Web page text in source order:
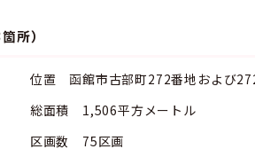
所）
置 函館市古部町272番地および
平方メートル
75区画